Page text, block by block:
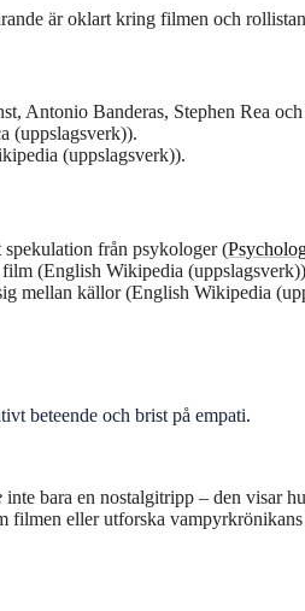
är oklart kring filmen och
Antonio Banderas, Stephen Rea
(uppslagsverk)).
(uppslagsverk)).
från psykologer (
(English Wikipedia
mellan källor (English Wikipedia
beteende och brist på empati.
inte bara en nostalgitripp – den visar
filmen eller utforska